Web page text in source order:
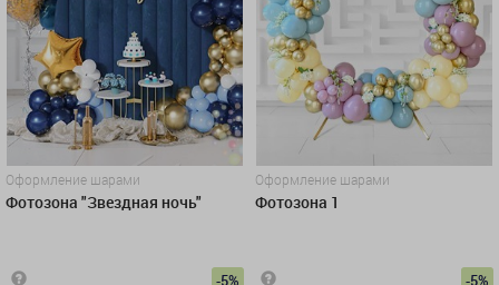
Оформление шарами
Фотозона "Звездная ночь"
-5%
Оформление шарами
Фотозона 1
-5%